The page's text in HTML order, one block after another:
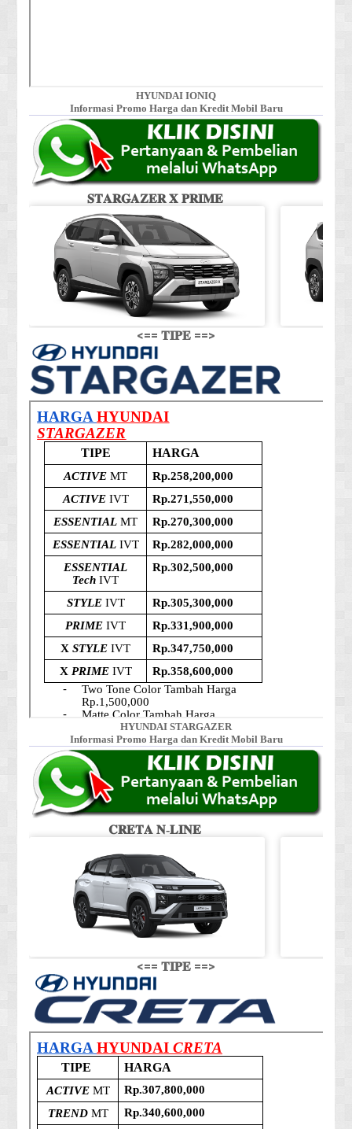
HYUNDAI IONIQ
Informasi Promo Harga dan Kredit Mobil Baru
𝐒𝐓𝐀𝐑𝐆𝐀𝐙𝐄𝐑 𝐗 𝐏𝐑𝐈𝐌𝐄
<== 𝐓𝐈𝐏𝐄 ==>
HYUNDAI STARGAZER
Informasi Promo Harga dan Kredit Mobil Baru
𝐂𝐑𝐄𝐓𝐀 𝐍-𝐋𝐈𝐍𝐄
<== 𝐓𝐈𝐏𝐄 ==>